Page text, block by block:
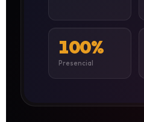
100%
Presencial